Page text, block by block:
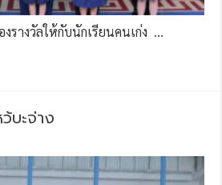
รางวัลให้กับนักเรียนคนเก่ง …
บะจ่าง